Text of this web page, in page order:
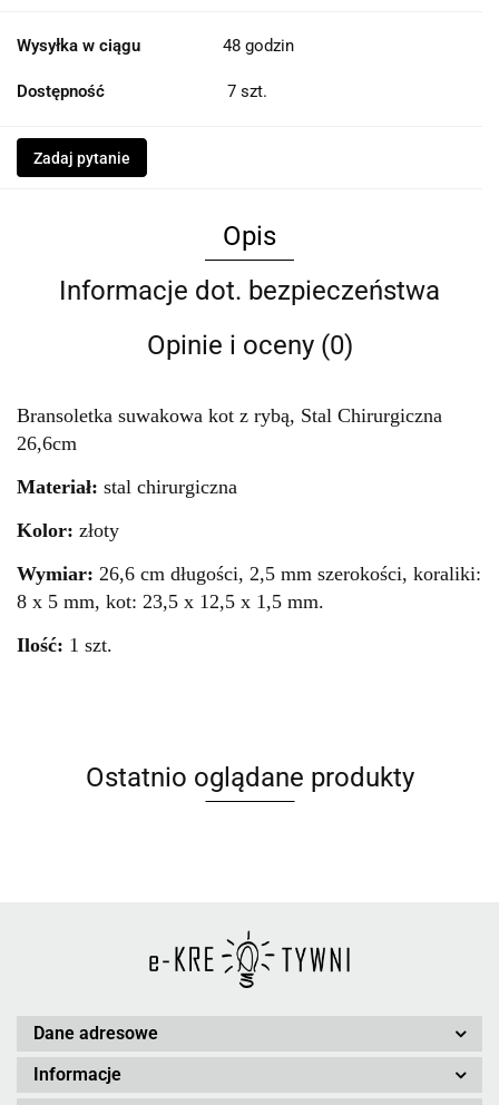
Wysyłka w ciągu 48 godzin
Dostępność 7 szt.
Zadaj pytanie
Opis
Informacje dot. bezpieczeństwa
Opinie i oceny (0)
Bransoletka suwakowa kot z rybą, Stal Chirurgiczna
26,6cm
Materiał: stal chirurgiczna
Kolor: złoty
Wymiar: 26,6 cm długości, 2,5 mm szerokości, koraliki:
8 x 5 mm, kot: 23,5 x 12,5 x 1,5 mm.
Ilość: 1 szt.
Ostatnio oglądane produkty
Dane adresowe
Informacje